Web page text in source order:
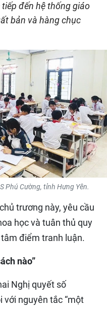
đến hệ thống giáo
bản và hàng chục
Phú Cường, tỉnh Hưng Yên.
trương này, yêu cầu
học và tuân thủ quy
điểm tranh luận.
nào”
Nghị quyết số
với nguyên tắc “một